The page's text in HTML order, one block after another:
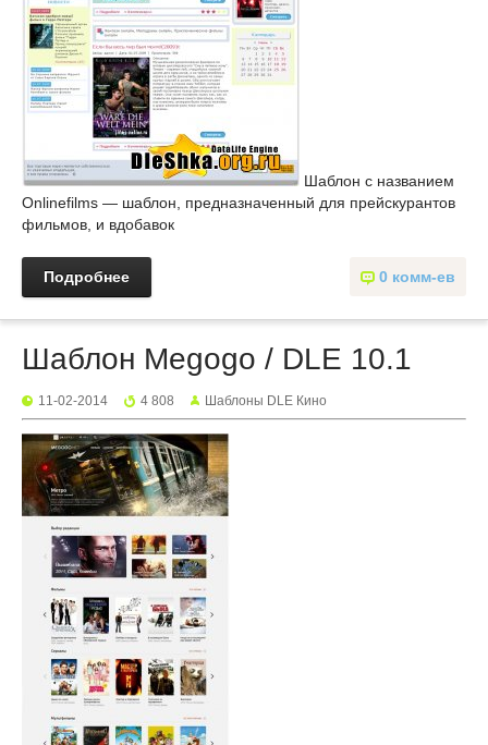
Шаблон с названием
Onlinefilms — шаблон, предназначенный для прейскурантов
фильмов, и вдобавок
0 комм-ев
Подробнее
Шаблон Megogo / DLE 10.1
11-02-2014 4 808 Шаблоны DLE Кино